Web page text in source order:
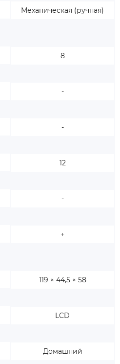
Механическая (ручная)
8
-
-
12
-
+
119 × 44,5 × 58
LCD
Домашний